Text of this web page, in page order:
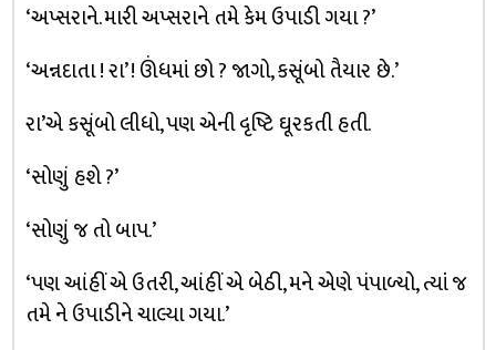
‘અપ્સરાને. મારી અપ્સરાને તમે કેમ ઉપાડી ગયા ?’
‘અન્નદાતા ! રા’ ! ઊંધમાં છો ? જાગો, કસૂંબો તૈયાર છે.’
રા’એ કસૂંબો લીધો, પણ એની દૃષ્ટિ ઘૂરકતી હતી.
‘સોણું હશે ?’
‘સોણું જ તો બાપ.’
‘પણ આંહીં એ ઉતરી, આંહીં એ બેઠી, મને એણે પંપાળ્યો, ત્યાં જ
તમે ને ઉપાડીને ચાલ્યા ગયા.’